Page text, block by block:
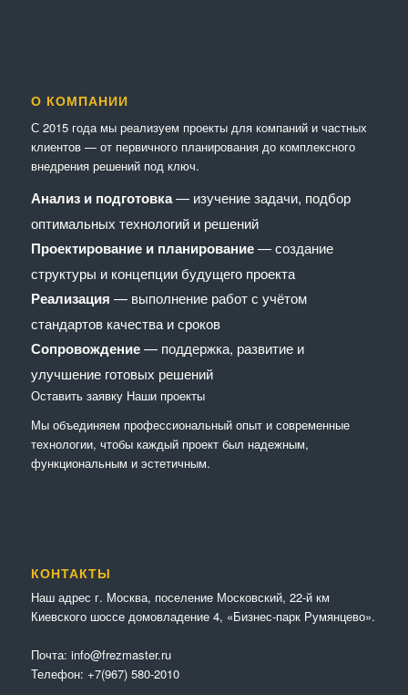
О КОМПАНИИ
С 2015 года мы реализуем проекты для компаний и частных
клиентов — от первичного планирования до комплексного
внедрения решений под ключ.
Анализ и подготовка— изучение задачи, подбор
оптимальных технологий и решений
Проектирование и планирование— создание
структуры и концепции будущего проекта
Реализация — выполнение работ с учётом
стандартов качества и сроков
Сопровождение— поддержка, развитие и
улучшение готовых решений
Оставить заявку Наши проекты
Мы объединяем профессиональный опыт и современные
технологии, чтобы каждый проект был надежным,
функциональным и эстетичным.
КОНТАКТЫ
Наш адрес г. Москва, поселение Московский, 22-й км
Киевского шоссе домовладение 4, «Бизнес-парк Румянцево».
Почта: info@frezmaster.ru
Телефон: +7(967) 580-2010